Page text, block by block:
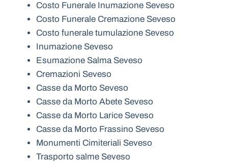
Costo Funerale Inumazione Seveso
Costo Funerale Cremazione Seveso
Costo funerale tumulazione Seveso
Inumazione Seveso
Esumazione Salma Seveso
Cremazioni Seveso
Casse da Morto Seveso
Casse da Morto Abete Seveso
Casse da Morto Larice Seveso
Casse da Morto Frassino Seveso
Monumenti Cimiteriali Seveso
Trasporto salme Seveso